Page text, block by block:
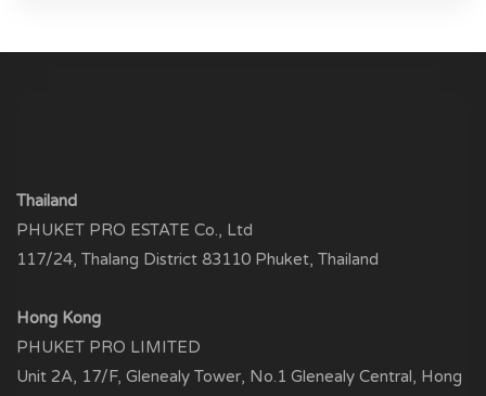
Thailand
PHUKET PRO ESTATE Co., Ltd
117/24, Thalang District 83110 Phuket, Thailand
Hong Kong
PHUKET PRO LIMITED
Unit 2A, 17/F, Glenealy Tower, No.1 Glenealy Central, Hong